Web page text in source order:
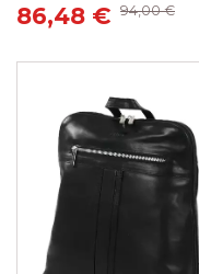
86,48 € 94,00 €